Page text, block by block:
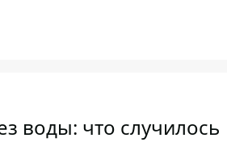
воды: что случилось